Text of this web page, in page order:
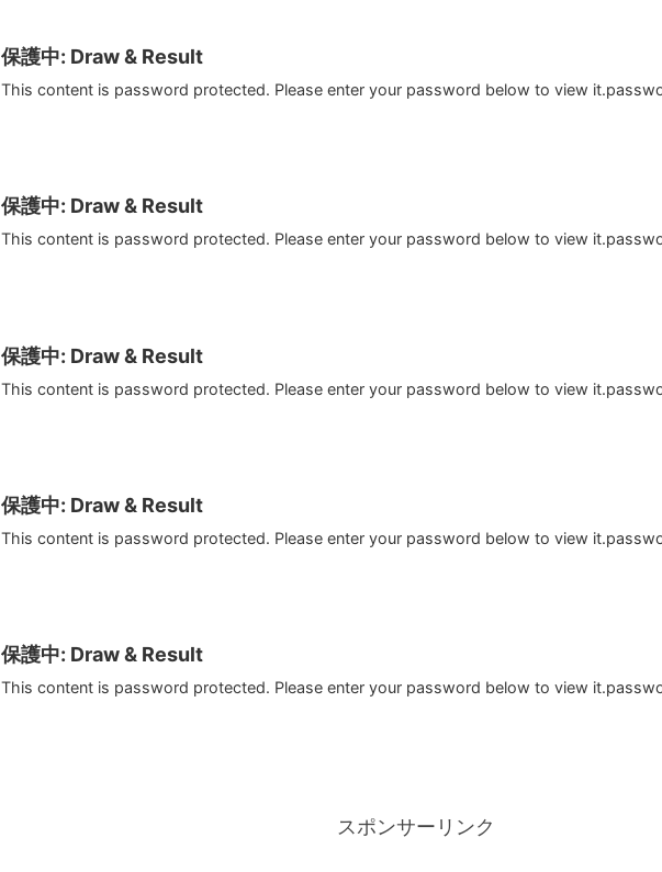
保護中: Draw & Result
This content is password protected. Please enter your password below to view
保護中: Draw & Result
This content is password protected. Please enter your password below to view
保護中: Draw & Result
This content is password protected. Please enter your password below to view
保護中: Draw & Result
This content is password protected. Please enter your password below to view
保護中: Draw & Result
This content is password protected. Please enter your password below to view
スポンサーリンク